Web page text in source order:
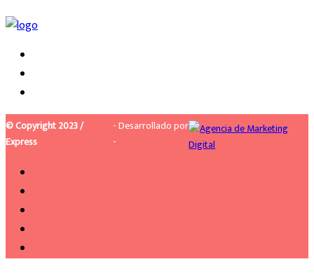
© Copyright 2023 /
Express
- Desarrollado por
-